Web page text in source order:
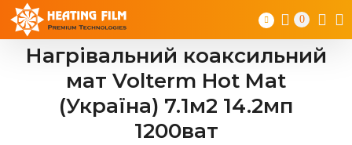
Skip
content
0
Нагрівальний коаксильний
мат Volterm Hot Mat
(Україна) 7.1м2 14.2мп
1200ват